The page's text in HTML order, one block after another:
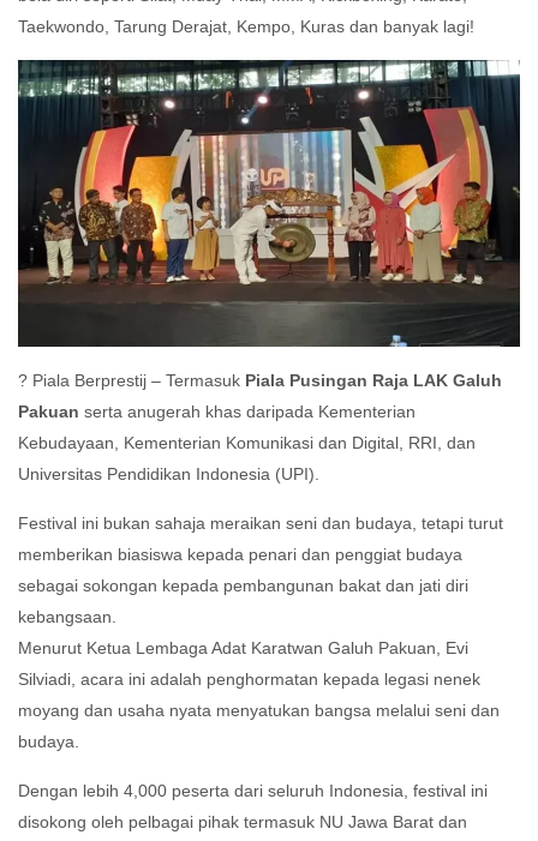
Taekwondo, Tarung Derajat, Kempo, Kuras dan banyak lagi!
? Piala Berprestij – Termasuk Piala Pusingan Raja LAK Galuh
Pakuan serta anugerah khas daripada Kementerian
Kebudayaan, Kementerian Komunikasi dan Digital, RRI, dan
Universitas Pendidikan Indonesia (UPI).
Festival ini bukan sahaja meraikan seni dan budaya, tetapi turut
memberikan biasiswa kepada penari dan penggiat budaya
sebagai sokongan kepada pembangunan bakat dan jati diri
kebangsaan.
Menurut Ketua Lembaga Adat Karatwan Galuh Pakuan, Evi
Silviadi, acara ini adalah penghormatan kepada legasi nenek
moyang dan usaha nyata menyatukan bangsa melalui seni dan
budaya.
Dengan lebih 4,000 peserta dari seluruh Indonesia, festival ini
disokong oleh pelbagai pihak termasuk NU Jawa Barat dan